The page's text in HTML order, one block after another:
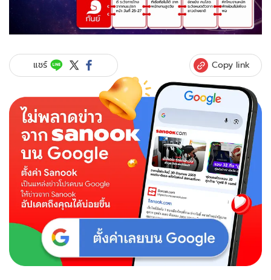
แชร์ Copy link